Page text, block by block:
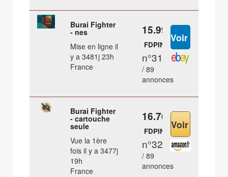
Burai Fighter
- nes
Mise en ligne il
y a 3481j 23h
France
15.99 €
FDPIN
n°31
/ 89
annonces
Burai Fighter
- cartouche
seule
Vue la 1ère
fois il y a 3477j
19h
France
16.76 €
FDPIN
n°32
/ 89
annonces